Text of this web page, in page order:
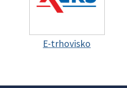
E-trhovisko